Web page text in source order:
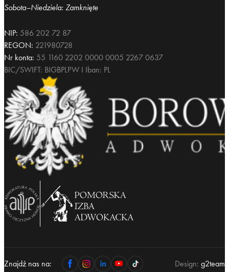
NIP: 586 202 72 87
REGON: 221980728
Nr konta: 55 1160 2202 0000 0005 2267 0637
BIC/SWIFT: BIGBPLPW I Iban: PL
Sobota–Niedziela: Zamknięte
Znajdź nas na: Design: g2team